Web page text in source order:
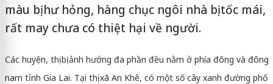
màu bị hư hỏng, hàng chục ngôi nhà bị tốc mái,
rất may chưa có thiệt hại về người.
Các huyện, thị bị ảnh hưởng đa phần đều nằm ở phía đông và đông
nam tỉnh Gia Lai. Tại thị xã An Khê, có một số cây xanh đường phố